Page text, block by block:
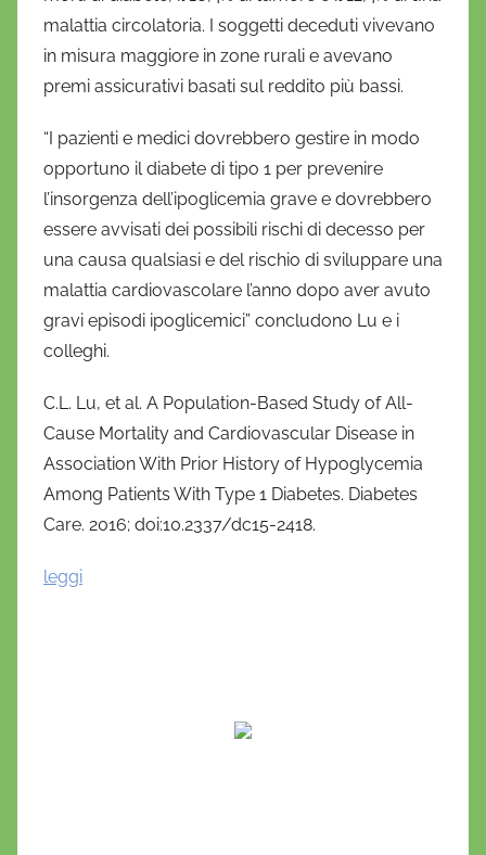
malattia circolatoria. I soggetti deceduti vivevano
in misura maggiore in zone rurali e avevano
premi assicurativi basati sul reddito più bassi.
“I pazienti e medici dovrebbero gestire in modo
opportuno il diabete di tipo 1 per prevenire
l’insorgenza dell’ipoglicemia grave e dovrebbero
essere avvisati dei possibili rischi di decesso per
una causa qualsiasi e del rischio di sviluppare una
malattia cardiovascolare l’anno dopo aver avuto
gravi episodi ipoglicemici” concludono Lu e i
colleghi.
C.L. Lu, et al. A Population-Based Study of All-
Cause Mortality and Cardiovascular Disease in
Association With Prior History of Hypoglycemia
Among Patients With Type 1 Diabetes. Diabetes
Care. 2016; doi:10.2337/dc15-2418.
leggi